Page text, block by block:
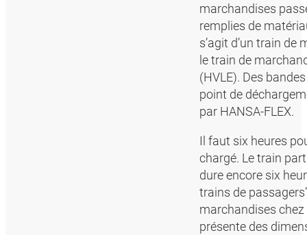
marchandises
remplies de
s’agit d’un train de
le train de
(HVLE). Des
point de
par HANSA-FLEX.
Il faut six heures
chargé. Le train
dure encore six
trains de
marchandises chez
présente des